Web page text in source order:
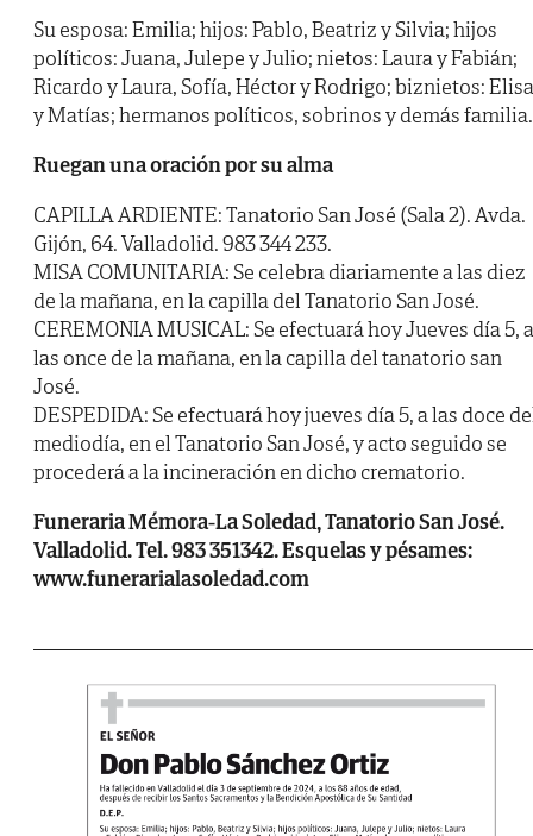
Su esposa: Emilia; hijos: Pablo, Beatriz y Silvia; hijos
políticos: Juana, Julepe y Julio; nietos: Laura y Fabián;
Ricardo y Laura, Sofía, Héctor y Rodrigo; biznietos: Elisa
y Matías; hermanos políticos, sobrinos y demás familia.
Ruegan una oración por su alma
CAPILLA ARDIENTE: Tanatorio San José (Sala 2). Avda.
Gijón, 64. Valladolid. 983 344 233.
MISA COMUNITARIA: Se celebra diariamente a las diez
de la mañana, en la capilla del Tanatorio San José.
CEREMONIA MUSICAL: Se efectuará hoy Jueves día 5, a
las once de la mañana, en la capilla del tanatorio san
José.
DESPEDIDA: Se efectuará hoy jueves día 5, a las doce
mediodía, en el Tanatorio San José, y acto seguido se
procederá a la incineración en dicho crematorio.
Funeraria Mémora-La Soledad, Tanatorio San José.
Valladolid. Tel. 983 351342. Esquelas y pésames:
www.funerarialasoledad.com